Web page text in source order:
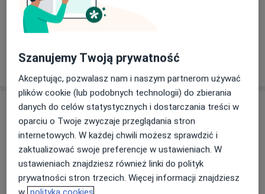
Zobacz galerię (3)
Pokaż więcej
Usługi i ceny
Konsultacja dermatologiczna
Od 270 zł Szczegóły Umów wizytę
Laseroterapia zmarszczek
Szanujemy Twoją prywatność
Akceptując, pozwalasz nam i naszym partnerom używać
plików cookie (lub podobnych technologii) do zbierania
danych do celów statystycznych i dostarczania treści w
oparciu o Twoje zwyczaje przeglądania stron
internetowych. W każdej chwili możesz sprawdzić i
zaktualizować swoje preferencje w ustawieniach. W
ustawieniach znajdziesz również linki do polityk
prywatności stron trzecich. Więcej informacji znajdziesz